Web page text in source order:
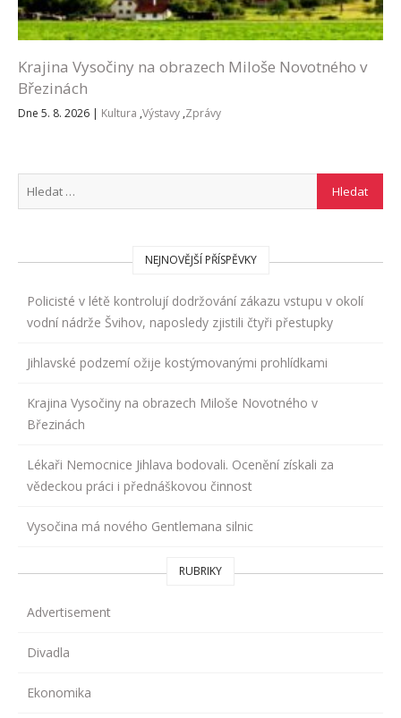
Krajina Vysočiny na obrazech Miloše Novotného v
Březinách
Dne 5. 8. 2026 | Kultura ,Výstavy ,Zprávy
NEJNOVĚJŠÍ PŘÍSPĚVKY
Policisté v létě kontrolují dodržování zákazu vstupu v okolí
vodní nádrže Švihov, naposledy zjistili čtyři přestupky
Jihlavské podzemí ožije kostýmovanými prohlídkami
Krajina Vysočiny na obrazech Miloše Novotného v
Březinách
Lékaři Nemocnice Jihlava bodovali. Ocenění získali za
vědeckou práci i přednáškovou činnost
Vysočina má nového Gentlemana silnic
RUBRIKY
Advertisement
Divadla
Ekonomika